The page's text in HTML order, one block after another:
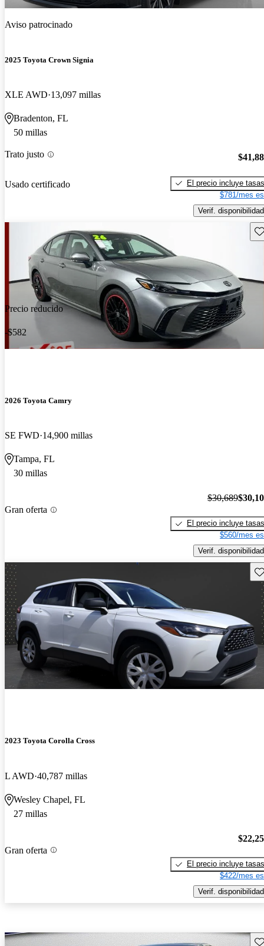
Aviso patrocinado
2025 Toyota Crown Signia
XLE AWD 13,097 millas
Bradenton, FL
50 millas
Trato justo
Usado certificado
El precio incluye tasas
$781/mes
Verif. disponibilidad
Precio reducido
-$582
2026 Toyota Camry
SE FWD 14,900 millas
Tampa, FL
30 millas
Gran oferta
$30,689
El precio incluye tasas
$560/mes
Verif. disponibilidad
2023 Toyota Corolla Cross
L AWD 40,787 millas
Wesley Chapel, FL
27 millas
Gran oferta
El precio incluye tasas
$422/mes
Verif. disponibilidad